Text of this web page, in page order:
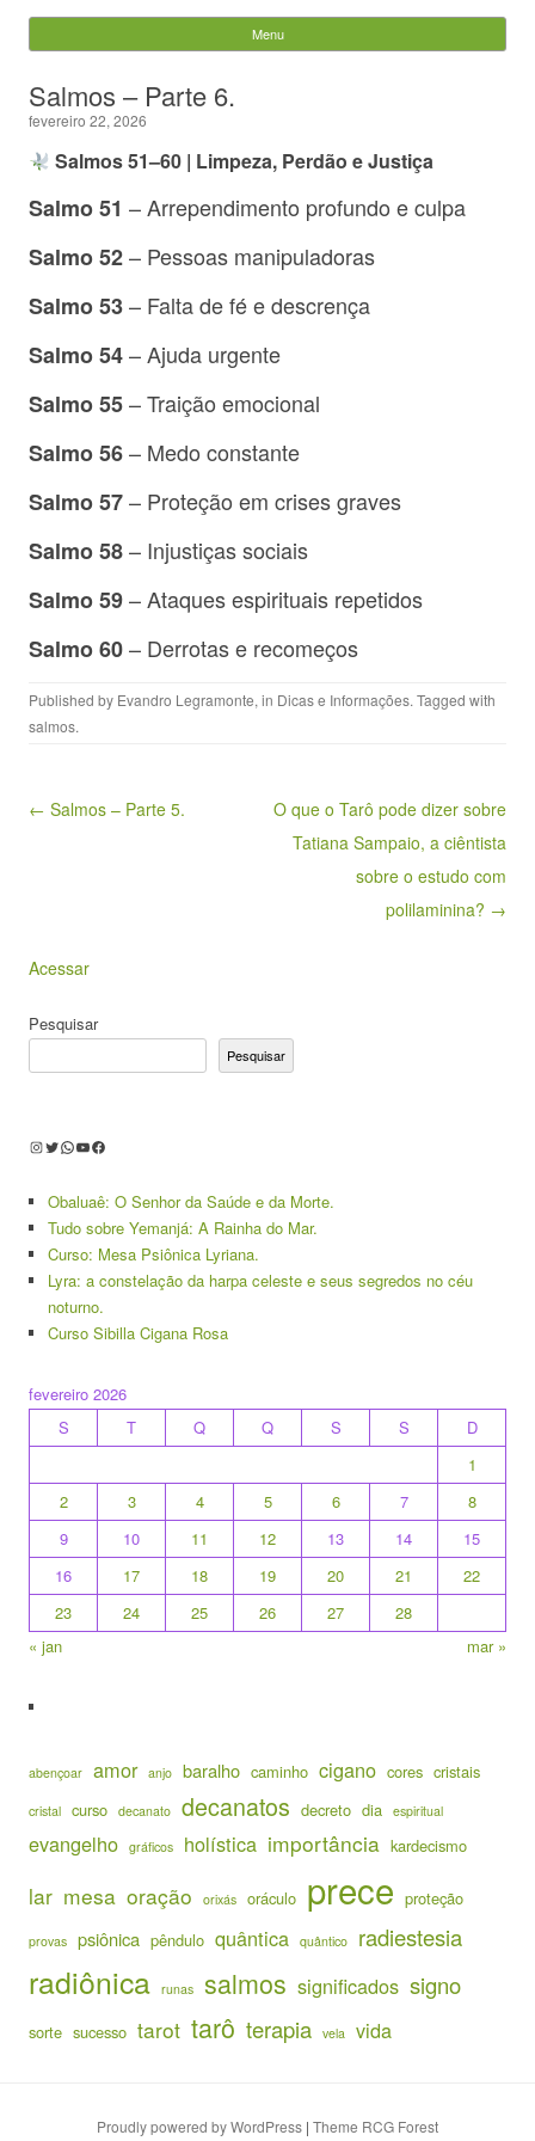
Evandro Legramonte
Menu
Salmos – Parte 6.
fevereiro 22, 2026
Salmos 51–60 | Limpeza, Perdão e Justiça
Salmo 51 – Arrependimento profundo e culpa
Salmo 52– Pessoas manipuladoras
Salmo 53– Falta de fé e descrença
Salmo 54– Ajuda urgente
Salmo 55– Traição emocional
Salmo 56– Medo constante
Salmo 57– Proteção em crises graves
Salmo 58– Injustiças sociais
Salmo 59– Ataques espirituais repetidos
Salmo 60– Derrotas e recomeços
Published by Evandro Legramonte, in Dicas e Informações. Tagged with
salmos.
Post navigation
← Salmos – Parte 5.
O que o Tarô pode dizer sobre
Tatiana Sampaio, a ciêntista
sobre o estudo com
polilaminina? →
Acessar
Pesquisar
Pesquisar
Instagram
Twitter
WhatsApp
Youtube
Facebook
Obaluaê: O Senhor da Saúde e da Morte.
Tudo sobre Yemanjá: A Rainha do Mar.
Curso: Mesa Psiônica Lyriana.
Lyra: a constelação da harpa celeste e seus segredos no céu
noturno.
Curso Sibilla Cigana Rosa
fevereiro 2026
S
T Q Q S S
D
1
2
3 4 5 6 7
8
9
10 11 12 13 14
15
16
17 18 19 20 21
22
23
24 25 26 27
28
« jan
mar »
abençoar amor anjo baralho caminho cigano cores cristais
cristal curso decanato decanatos decreto dia espiritual
evangelho gráficos holística importância kardecismo
lar mesa oração orixás oráculo prece proteção
provas psiônica pêndulo quântica quântico radiestesia
radiônica runas salmos significados signo
sorte sucesso tarot tarô terapia vela vida
Proudly powered by WordPress | Theme RCG Forest